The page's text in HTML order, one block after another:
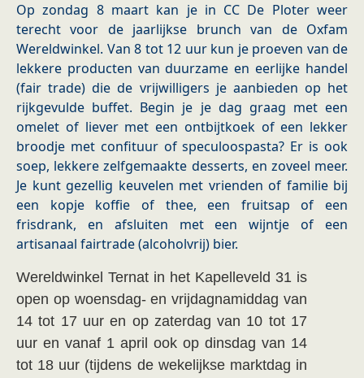
Op zondag 8 maart kan je in CC De Ploter weer
terecht voor de jaarlijkse brunch van de Oxfam
Wereldwinkel. Van 8 tot 12 uur kun je proeven van de
lekkere producten van duurzame en eerlijke handel
(fair trade) die de vrijwilligers je aanbieden op het
rijkgevulde buffet. Begin je je dag graag met een
omelet of liever met een ontbijtkoek of een lekker
broodje met confituur of speculoospasta? Er is ook
soep, lekkere zelfgemaakte desserts, en zoveel meer.
Je kunt gezellig keuvelen met vrienden of familie bij
een kopje koffie of thee, een fruitsap of een
frisdrank, en afsluiten met een wijntje of een
artisanaal fairtrade (alcoholvrij) bier.
Wereldwinkel Ternat in het Kapelleveld 31 is
open op woensdag- en vrijdagnamiddag van
14 tot 17 uur en op zaterdag van 10 tot 17
uur en vanaf 1 april ook op dinsdag van 14
tot 18 uur (tijdens de wekelijkse marktdag in